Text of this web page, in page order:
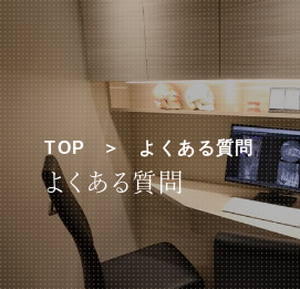
TOP よくある質問
よくある質問